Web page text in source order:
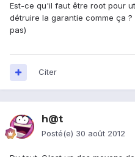
Est-ce qu'il faut être root pour
détruire la garantie comme ça
pas)
Citer
h@t
Posté(e) 30 août 2012